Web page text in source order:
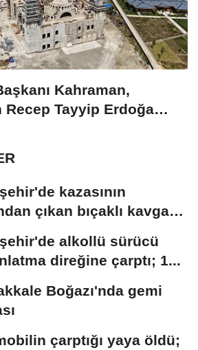
Kahraman,
Recep Tayyip Erdoğan
kazasının
çıkan bıçaklı kavga
alkollü sürücü
direğine çarptı; 1...
Boğazı'nda gemi
çarptığı yaya öldü;